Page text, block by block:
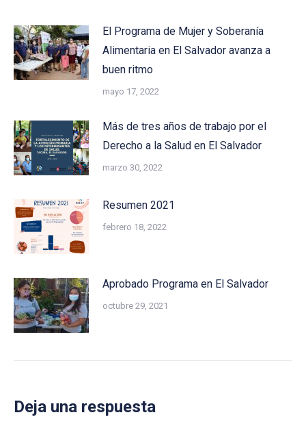
El Programa de Mujer y Soberanía
Alimentaria en El Salvador avanza a
buen ritmo
mayo 17, 2022
Más de tres años de trabajo por el
Derecho a la Salud en El Salvador
marzo 30, 2022
Resumen 2021
febrero 18, 2022
Aprobado Programa en El Salvador
octubre 29, 2021
Deja una respuesta